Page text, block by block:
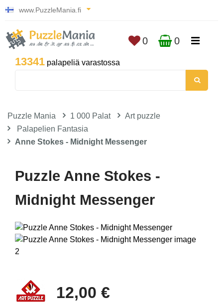
www.PuzzleMania.fi
13341 palapeliä varastossa
0 0
Puzzle Mania 1 000 Palat
Art puzzle
Palapelien Fantasia
Anne Stokes - Midnight Messenger
Puzzle Anne Stokes -
Midnight Messenger
12,00 €